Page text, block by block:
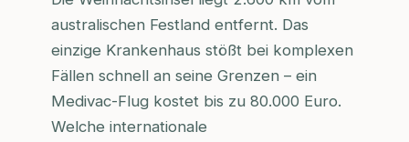
australischen Festland entfernt. Das
einzige Krankenhaus stößt bei komplexen
Fällen schnell an seine Grenzen – ein
Medivac-Flug kostet bis zu 80.000 Euro.
Welche internationale